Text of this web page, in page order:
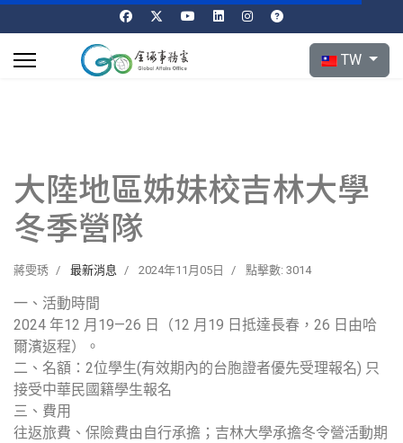
選擇你的語言
TW
大陸地區姊妹校吉林大學
冬季營隊
蔣雯琇 最新消息 2024年11月05日 點擊數: 3014
一、活動時間
2024 年12 月19—26 日（12 月19 日抵達長春，26 日由哈
爾濱返程）。
二、名額：2位學生(有效期內的台胞證者優先受理報名) 只
接受中華民國籍學生報名
三、費用
往返旅費、保險費由自行承擔；吉林大學承擔冬令營活動期